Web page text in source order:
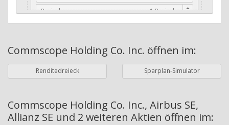
Stabiles Dividenden-Wachstum (TTM)
Stabiles Absolutes Dividenden-Wachstum
Dividendenrendite (angekündigt)
Adj. Dividendenrendite (Market Cap)
Perioden
Währung Bilanzierungswährung
Periodentyp
Jahre
Perioden
Commscope Holding Co. Inc. öffnen im:
Renditedreieck Sparplan-Simulator
Commscope Holding Co. Inc., Airbus SE,
Allianz SE und 2 weiteren Aktien öffnen im: